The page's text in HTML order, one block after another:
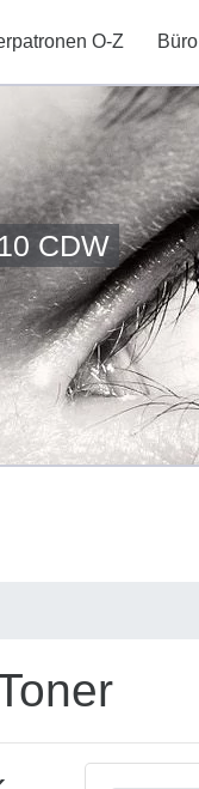
O-Z Büro
CDW